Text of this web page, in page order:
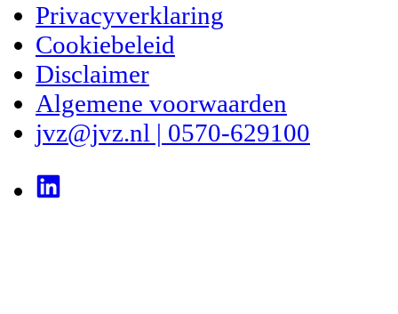
Privacyverklaring
Cookiebeleid
Disclaimer
Algemene voorwaarden
jvz@jvz.nl | 0570-629100